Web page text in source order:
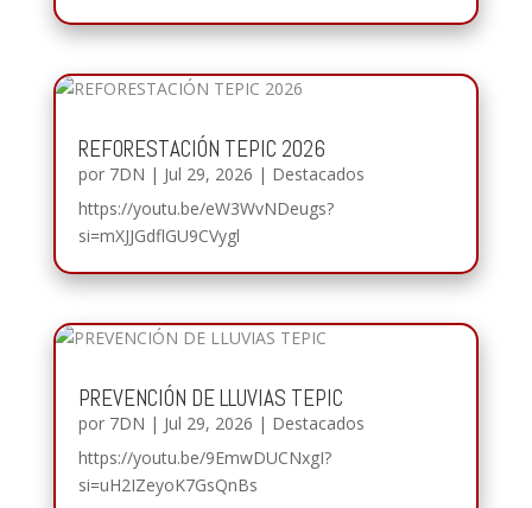
REFORESTACIÓN TEPIC 2026
por 7DN | Jul 29, 2026 | Destacados
https://youtu.be/eW3WvNDeugs?
si=mXJJGdflGU9CVygl
PREVENCIÓN DE LLUVIAS TEPIC
por 7DN | Jul 29, 2026 | Destacados
https://youtu.be/9EmwDUCNxgI?
si=uH2IZeyoK7GsQnBs